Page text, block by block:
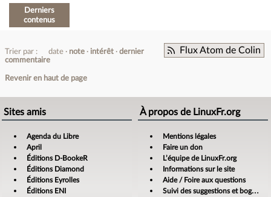
Derniers
contenus
Flux Atom de Colin
Trier par : date note intérêt
dernier
commentaire
Revenir en haut de page
Sites amis
Agenda du Libre
April
Éditions D-BookeR
Éditions Diamond
Éditions Eyrolles
Éditions ENI
À propos de LinuxFr.org
Mentions légales
Faire un don
L’équipe de LinuxFr.org
Informations sur le site
Aide / Foire aux questions
Suivi des suggestions et bogues